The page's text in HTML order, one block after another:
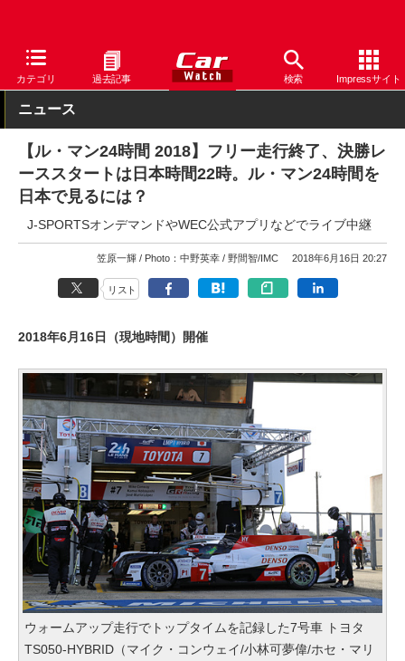
カテゴリ 過去記事 検索 Impressサイト
Car Watch モータースポーツ
ニュース
【ル・マン24時間 2018】フリー走行終了、決勝レ
ーススタートは日本時間22時。ル・マン24時間を
日本で見るには？
J-SPORTSオンデマンドやWEC公式アプリなどでライブ中継
笠原一輝 Photo：中野英幸 野間智/IMC 2018年6月16日 20:27
リスト
2018年6月16日（現地時間）開催
ウォームアップ走行でトップタイムを記録した7号車 トヨタ
TS050-HYBRID（マイク・コンウェイ/小林可夢偉/ホセ・マリ